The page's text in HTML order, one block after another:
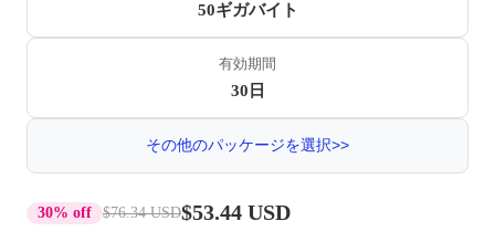
50ギガバイト
有効期間
30日
その他のパッケージを選択>>
30% off $76.34 USD$53.44 USD